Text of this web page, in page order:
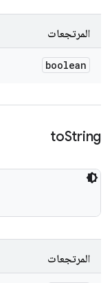
المرتجعات
boolean
toString
المرتجعات